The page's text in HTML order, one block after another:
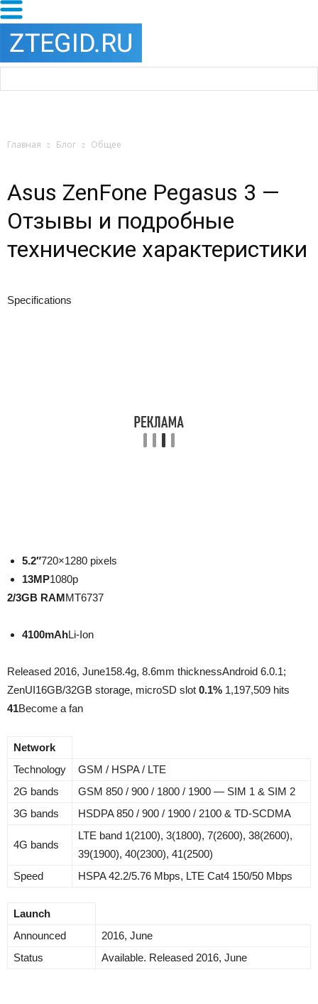
Главная Блог Общее
Asus ZenFone Pegasus 3 —
Отзывы и подробные
технические характеристики
Specifications
5.2″720×1280 pixels
13MP1080p
2/3GB RAMMT6737
4100mAhLi-Ion
Released 2016, June158.4g, 8.6mm thicknessAndroid 6.0.1;
ZenUI16GB/32GB storage, microSD slot 0.1% 1,197,509 hits
41Become a fan
Network
Technology
GSM / HSPA / LTE
2G bands
GSM 850 / 900 / 1800 / 1900 — SIM 1 & SIM 2
3G bands
HSDPA 850 / 900 / 1900 / 2100 & TD-SCDMA
4G bands
LTE band 1(2100), 3(1800), 7(2600), 38(2600),
39(1900), 40(2300), 41(2500)
Speed
HSPA 42.2/5.76 Mbps, LTE Cat4 150/50 Mbps
Launch
Announced
2016, June
Status
Available. Released 2016, June